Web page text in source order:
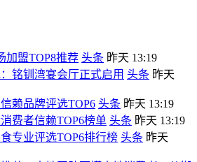
加盟TOP8推荐 头条 昨天 13:19
铭钏湾宴会厅正式启用 头条 昨天
赖品牌评选TOP6 头条 昨天 13:19
费者信赖TOP6榜单 头条 昨天 13:19
专业评选TOP6排行榜 头条 昨天